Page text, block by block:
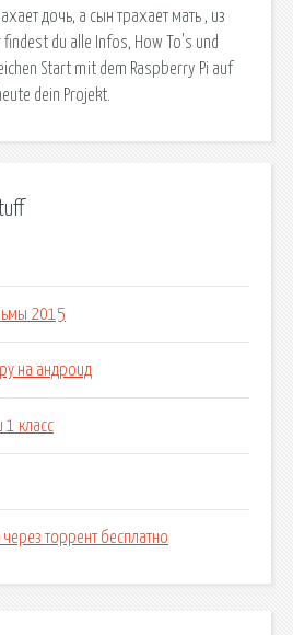
дочь, а сын трахает мать , из
findest du alle Infos, How To's und
Start mit dem Raspberry Pi auf
dein Projekt.
2015
на андроид
1 класс
торрент бесплатно